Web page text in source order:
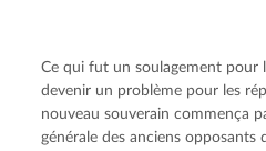
Ce qui fut un soulagement pour
devenir un problème pour les
nouveau souverain commença
générale des anciens opposants